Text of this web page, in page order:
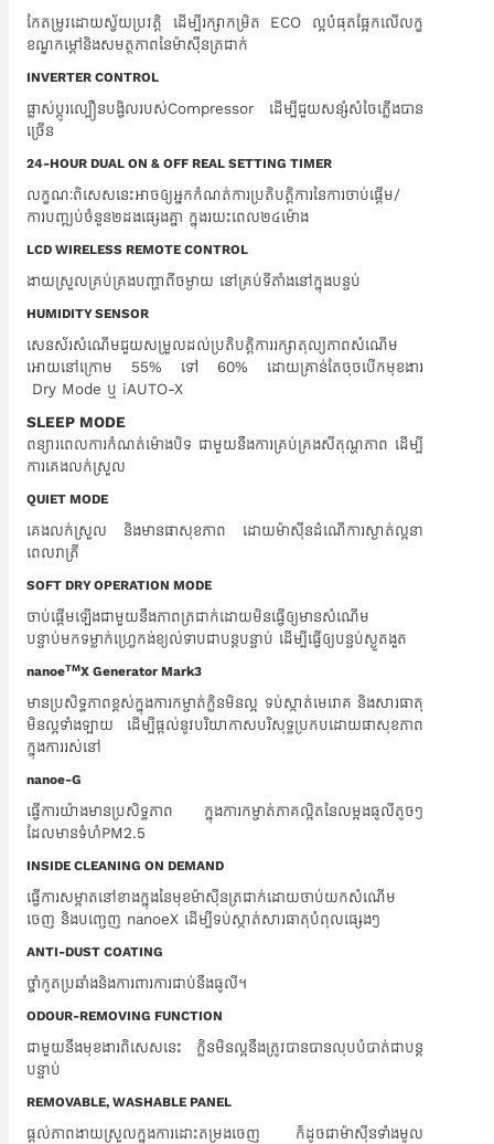
កែតម្រូវដោយស្វ័យប្រវត្តិ ដើម្បីរក្សាកម្រិត ECO ល្អបំផុតផ្អែកលើលក្ខ
ខណ្ឌកម្តៅនិងសមត្ថភាពនៃម៉ាស៊ីនត្រជាក់
INVERTER CONTROL
ផ្លាស់ប្តូរល្បឿនបង្វិលរបស់Compressor ដើម្បីជួយសន្សំសំចៃភ្លើងបាន
ច្រើន
24-HOUR DUAL ON & OFF REAL SETTING TIMER
លក្ខណៈពិសេសនេះអាចឲ្យអ្នកកំណត់ការប្រតិបត្តិការនៃការចាប់ផ្តើម/
ការបញ្ឍប់ចំនួន២ដងផ្សេងគ្នា ក្នុងរយះពេល២៤ម៉ោង
LCD WIRELESS REMOTE CONTROL
ងាយស្រួលគ្រប់គ្រងបញ្ហាពីចម្ងាយ នៅគ្រប់ទីតាំងនៅក្នុងបន្ទប់
HUMIDITY SENSOR
សេនស័រសំណើមជួយសម្រួលដល់ប្រតិបត្តិការរក្សាតុល្យភាពសំណើម
អោយនៅក្រោម 55% ទៅ 60% ដោយគ្រាន់តែចុចបើកមុខងារ​
Dry Mode ឬ iAUTO-X
SLEEP MODE
ពន្យារពេលការកំណត់ម៉ោងបិទ ជាមួយនឹងការគ្រប់គ្រងសីតុណ្ហភាព ដើម្បី
ការគេងលក់ស្រួល
QUIET MODE
គេងលក់ស្រួល និងមានផាសុខភាព ដោយម៉ាស៊ីនដំណើការស្ងាត់ល្អនា
ពេលរាត្រី
SOFT DRY OPERATION MODE
ចាប់ផ្តើមឡើងជាមួយនឹងភាពត្រជាក់ដោយមិនធ្វើឲ្យមានសំណើម
បន្ទាប់មកទម្លាក់ហ្វ្រេកង់ខ្យល់ទាបជាបន្តបន្ទាប់ ដើម្បីធ្វើឲ្យបន្ទប់ស្ងួតងួត
nanoeTMX Generator Mark3
មានប្រសិទ្ធភាពខ្ពស់ក្នុងការកម្ចាត់ក្លិនមិនល្អ ទប់ស្កាត់មេរោគ និងសារធាតុ
មិនល្អទាំងឡាយ ដើម្បីផ្តល់នូវបរិយាកាសបរិសុទ្ធប្រកបដោយផាសុខភាព
ក្នុងការរស់នៅ
nanoe-G
ធ្វើការយ៉ាងមានប្រសិទ្ធភាព ក្នុងការកម្ចាត់ភាគល្អិតនៃលម្អងធូលីតូចៗ
ដែលមានទំហំPM2.5
INSIDE CLEANING ON DEMAND
ធ្វើការសម្អាតនៅខាងក្នុងនៃមុខម៉ាស៊ីនត្រជាក់ដោយចាប់យកសំណើម
ចេញ និងបញ្ចេញ nanoeX ដើម្បីទប់ស្កាត់សារធាតុបំពុលផ្សេងៗ
ANTI-DUST COATING
ថ្នាំកូតប្រឆាំងនិងការពារការជាប់នឹងធូលី។
ODOUR-REMOVING FUNCTION
ជាមួយនឹងមុខងារពិសេសនេះ​ ក្លិនមិនល្អនឹងត្រូវបានបានលុបបំបាត់ជាបន្ត
បន្ទាប់
REMOVABLE, WASHABLE PANEL
ផ្តល់ភាពងាយស្រួលក្នុងការដោះតម្រងចេញ ក៏ដូចជាម៉ាស៊ីនទាំងមូល